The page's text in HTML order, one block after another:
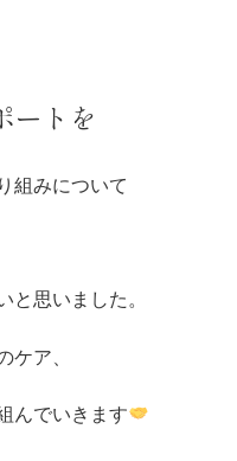
ートを
組みについて
と思いました。
ケア、
んでいきます